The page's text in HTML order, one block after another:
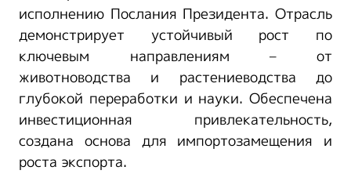
исполнению Послания Президента. Отрасль
демонстрирует устойчивый рост по
ключевым направлениям – от
животноводства и растениеводства до
глубокой переработки и науки. Обеспечена
инвестиционная привлекательность,
создана основа для импортозамещения и
роста экспорта.